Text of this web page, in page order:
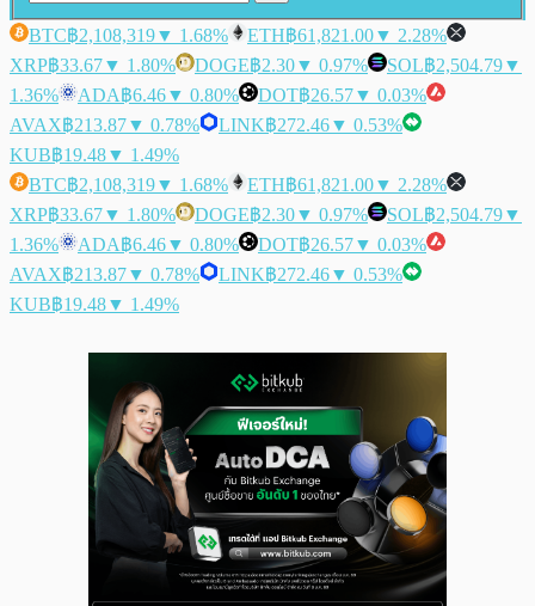
BTC฿2,108,319▼ 1.68% ETH฿61,821.00▼ 2.28%
XRP฿33.67▼ 1.80% DOGE฿2.30▼ 0.97% SOL฿2,504.79▼
1.36%
ADA฿6.46▼ 0.80% DOT฿26.57▼ 0.03%
AVAX฿213.87▼ 0.78% LINK฿272.46▼ 0.53%
KUB฿19.48▼ 1.49%
BTC฿2,108,319▼ 1.68% ETH฿61,821.00▼ 2.28%
XRP฿33.67▼ 1.80% DOGE฿2.30▼ 0.97% SOL฿2,504.79▼
1.36%
ADA฿6.46▼ 0.80% DOT฿26.57▼ 0.03%
AVAX฿213.87▼ 0.78% LINK฿272.46▼ 0.53%
KUB฿19.48▼ 1.49%